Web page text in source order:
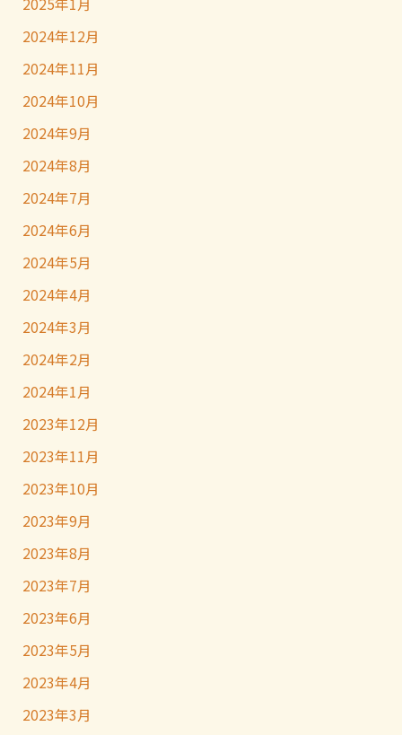
2024年12月
2024年11月
2024年10月
2024年9月
2024年8月
2024年7月
2024年6月
2024年5月
2024年4月
2024年3月
2024年2月
2024年1月
2023年12月
2023年11月
2023年10月
2023年9月
2023年8月
2023年7月
2023年6月
2023年5月
2023年4月
2023年3月